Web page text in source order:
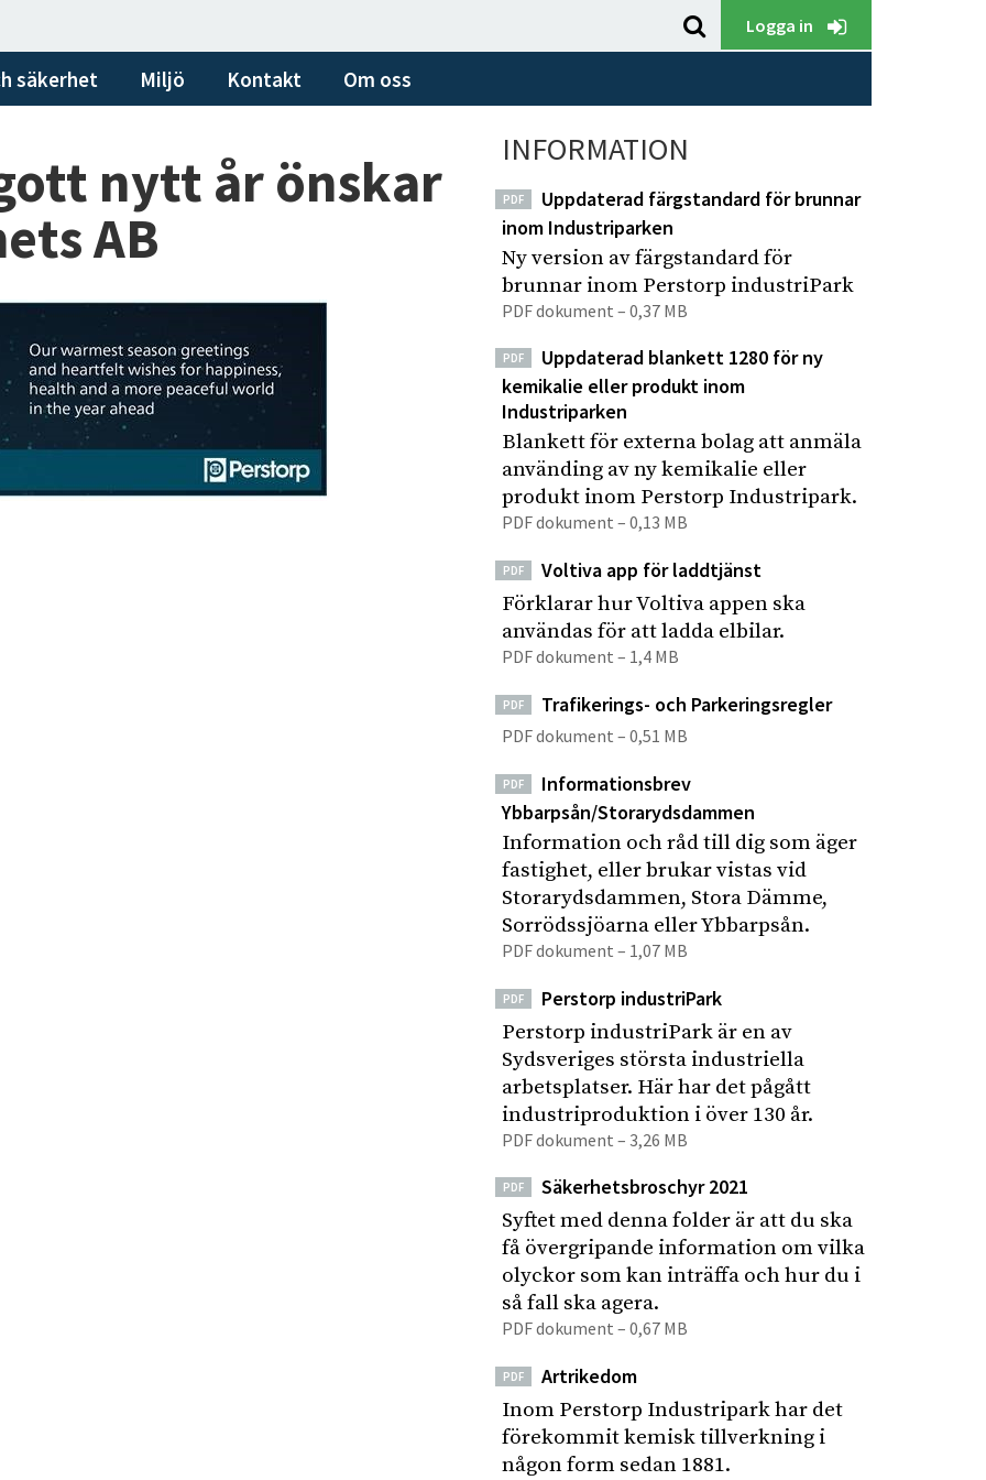
P
r
s
t
o
p
I
n
d
u
s
t
i
p
a
r
k
K
l
f
r
a
t
s
ö
k
a
s
i
t
n
Logga in
säkerhet Miljö Kontakt Om oss
nytt år önskar
AB
INFORMATION
PDF
Uppdaterad färgstandard för brunnar
inom Industriparken
Ny version av färgstandard för
brunnar inom Perstorp industriPark
PDF dokument – 0,37 MB
PDF
Uppdaterad blankett 1280 för ny
kemikalie eller produkt inom
Industriparken
Blankett för externa bolag att anmäla
använding av ny kemikalie eller
produkt inom Perstorp Industripark.
PDF dokument – 0,13 MB
PDF
Voltiva app för laddtjänst
Förklarar hur Voltiva appen ska
användas för att ladda elbilar.
PDF dokument – 1,4 MB
PDF Trafikerings- och Parkeringsregler
PDF dokument – 0,51 MB
PDF
Informationsbrev
Ybbarpsån/Storarydsdammen
Information och råd till dig som äger
fastighet, eller brukar vistas vid
Storarydsdammen, Stora Dämme,
Sorrödssjöarna eller Ybbarpsån.
PDF dokument – 1,07 MB
PDF
Perstorp industriPark
Perstorp industriPark är en av
Sydsveriges största industriella
arbetsplatser. Här har det pågått
industriproduktion i över 130 år.
PDF dokument – 3,26 MB
PDF
Säkerhetsbroschyr 2021
Syftet med denna folder är att du ska
få övergripande information om vilka
olyckor som kan inträffa och hur du i
så fall ska agera.
PDF dokument – 0,67 MB
PDF
Artrikedom
Inom Perstorp Industripark har det
förekommit kemisk tillverkning i
någon form sedan 1881.